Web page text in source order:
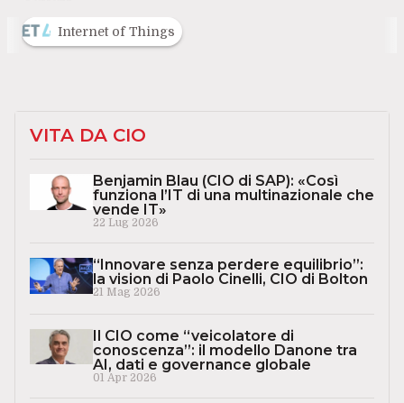
Internet of Things
VITA DA CIO
Benjamin Blau (CIO di SAP): «Così
funziona l’IT di una multinazionale che
vende IT»
22 Lug 2026
“Innovare senza perdere equilibrio”:
la vision di Paolo Cinelli, CIO di Bolton
21 Mag 2026
Il CIO come “veicolatore di
conoscenza”: il modello Danone tra
AI, dati e governance globale
01 Apr 2026